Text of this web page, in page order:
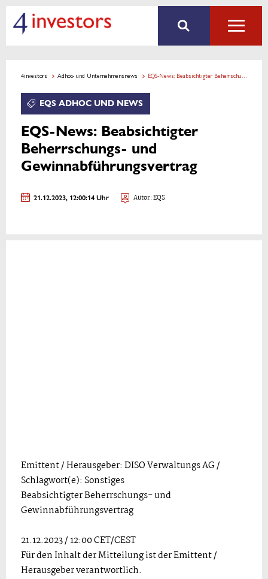
4investors Adhoc- und Unternehmensnews EQS-News: Beabsichtigter Beherrschungs- und Gewinnabführungsvertrag
EQS ADHOC UND NEWS
EQS-News: Beabsichtigter
Beherrschungs- und
Gewinnabführungsvertrag
21.12.2023, 12:00:14 Uhr Autor: EQS
Emittent / Herausgeber: DISO Verwaltungs AG /
Schlagwort(e): Sonstiges
Beabsichtigter Beherrschungs- und
Gewinnabführungsvertrag
21.12.2023 / 12:00 CET/CEST
Für den Inhalt der Mitteilung ist der Emittent /
Herausgeber verantwortlich.